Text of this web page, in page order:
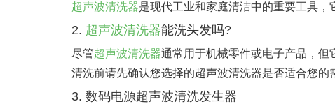
超声波清洗器是现代工业和家庭清洁中的重要工具，
2. 超声波清洗器能洗头发吗?
尽管超声波清洗器通常用于机械零件或电子产品，
清洗前请先确认您选择的超声波清洗器是否适合您的
3. 数码电源超声波清洗发生器